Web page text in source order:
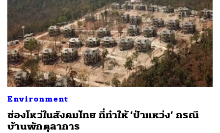
Environment
ช่องโหว่ในสังคมไทย ที่ทำให้ ‘ป่าแหว่ง’ กรณี
บ้านพักตุลาการ
ค้นหา
SHARE TWEET LINE EMAIL